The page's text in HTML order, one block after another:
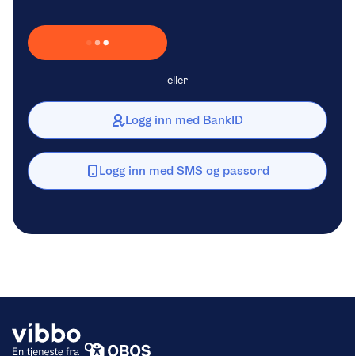
Laster inn Vipps …
eller
Logg inn med BankID
Logg inn med SMS og passord